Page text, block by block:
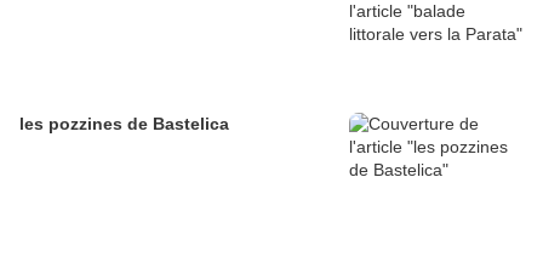
les pozzines de Bastelica